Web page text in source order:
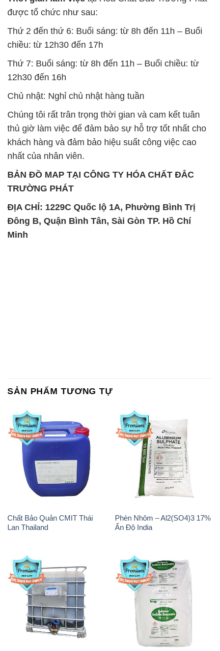
SẢN PHẨM TƯƠNG TỰ
Chất tạo bọt Las P Tico Tank
IBC Bồn Việt Nam
Sodium Benzoate – Mốc Bột
Kalama Food Grade Mỹ Usa
Magie Clorua – MGCL2 Dạng
Vảy Shreeji Magnesia Works
Ấn Độ India
Oxit Titan KA100 – Tio2 Trung
Quốc China